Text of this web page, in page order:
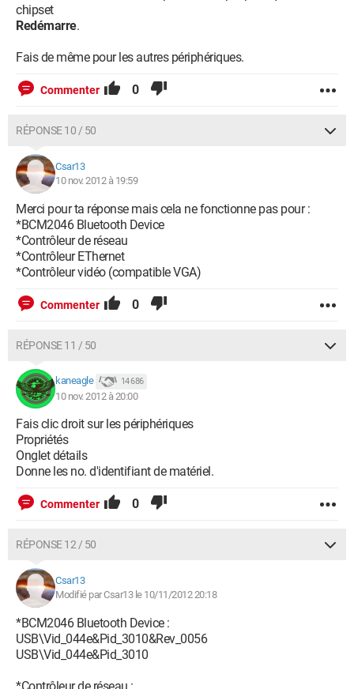
chipset
Redémarre.
Fais de même pour les autres périphériques.
Commenter 0
RÉPONSE 10 / 50
Csar13
10 nov. 2012 à 19:59
Merci pour ta réponse mais cela ne fonctionne pas pour :
*BCM2046 Bluetooth Device
*Contrôleur de réseau
*Contrôleur EThernet
*Contrôleur vidéo (compatible VGA)
Commenter 0
RÉPONSE 11 / 50
kaneagle 14 686
10 nov. 2012 à 20:00
Fais clic droit sur les périphériques
Propriétés
Onglet détails
Donne les no. d'identifiant de matériel.
Commenter 0
RÉPONSE 12 / 50
Csar13
Modifié par Csar13 le 10/11/2012 20:18
*BCM2046 Bluetooth Device :
USB\Vid_044e&Pid_3010&Rev_0056
USB\Vid_044e&Pid_3010